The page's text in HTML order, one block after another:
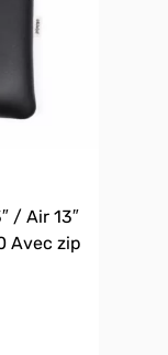
/ Air 13″
Avec zip